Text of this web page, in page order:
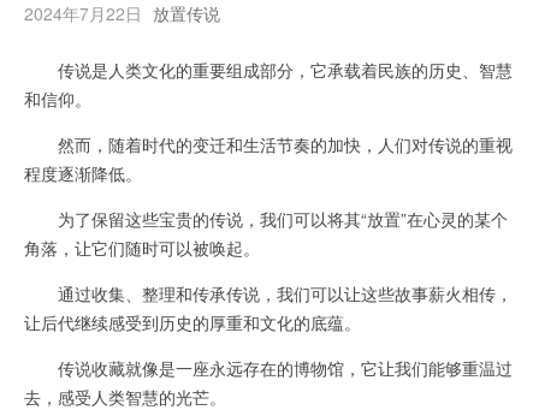
2024年7月22日 放置传说
传说是人类文化的重要组成部分，它承载着民族的历史、智慧
和信仰。
然而，随着时代的变迁和生活节奏的加快，人们对传说的重视
程度逐渐降低。
为了保留这些宝贵的传说，我们可以将其“放置”在心灵的某个
角落，让它们随时可以被唤起。
通过收集、整理和传承传说，我们可以让这些故事薪火相传，
让后代继续感受到历史的厚重和文化的底蕴。
传说收藏就像是一座永远存在的博物馆，它让我们能够重温过
去，感受人类智慧的光芒。